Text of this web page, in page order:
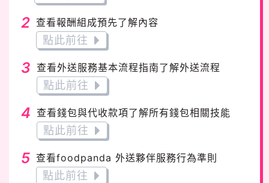
2 查看報酬組成預先了解內容
點此前往
3 查看外送服務基本流程指南了解外送流程
點此前往
4 查看錢包與代收款項了解所有錢包相關技能
點此前往
5 查看foodpanda 外送夥伴服務行為準則
點此前往